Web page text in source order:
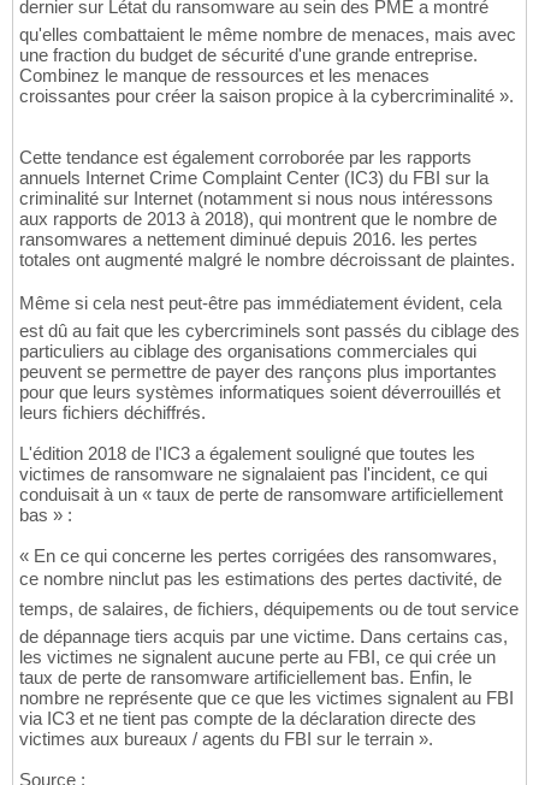
dernier sur Létat du ransomware au sein des PME a montré
qu'elles combattaient le même nombre de menaces, mais avec
une fraction du budget de sécurité d'une grande entreprise.
Combinez le manque de ressources et les menaces
croissantes pour créer la saison propice à la cybercriminalité ».
Cette tendance est également corroborée par les rapports
annuels Internet Crime Complaint Center (IC3) du FBI sur la
criminalité sur Internet (notamment si nous nous intéressons
aux rapports de 2013 à 2018), qui montrent que le nombre de
ransomwares a nettement diminué depuis 2016. les pertes
totales ont augmenté malgré le nombre décroissant de plaintes.
Même si cela nest peut-être pas immédiatement évident, cela
est dû au fait que les cybercriminels sont passés du ciblage des
particuliers au ciblage des organisations commerciales qui
peuvent se permettre de payer des rançons plus importantes
pour que leurs systèmes informatiques soient déverrouillés et
leurs fichiers déchiffrés.
L'édition 2018 de l'IC3 a également souligné que toutes les
victimes de ransomware ne signalaient pas l'incident, ce qui
conduisait à un « taux de perte de ransomware artificiellement
bas » :
« En ce qui concerne les pertes corrigées des ransomwares,
ce nombre ninclut pas les estimations des pertes dactivité, de
temps, de salaires, de fichiers, déquipements ou de tout service
de dépannage tiers acquis par une victime. Dans certains cas,
les victimes ne signalent aucune perte au FBI, ce qui crée un
taux de perte de ransomware artificiellement bas. Enfin, le
nombre ne représente que ce que les victimes signalent au FBI
via IC3 et ne tient pas compte de la déclaration directe des
victimes aux bureaux / agents du FBI sur le terrain ».
Source :